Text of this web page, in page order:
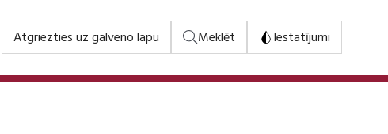
Atgriezties uz galveno lapu Meklēt Iestatījumi